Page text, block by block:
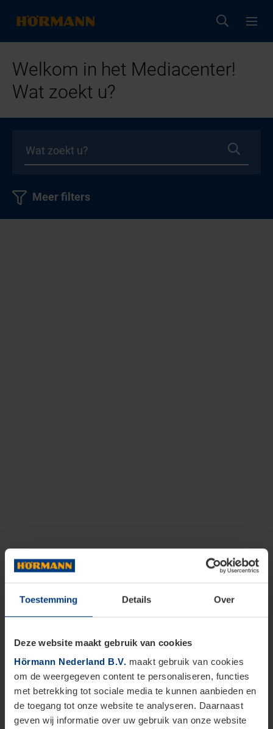
Toestemming Details Over
Deze website maakt gebruik van cookies
Hörmann Nederland B.V. maakt gebruik van cookies
om de weergegeven content te personaliseren, functies
met betrekking tot sociale media te kunnen aanbieden en
de toegang tot onze website te analyseren. Daarnaast
geven wij informatie over uw gebruik van onze website
Welkom in het Mediacenter!
Wat zoekt u?
Meer filters